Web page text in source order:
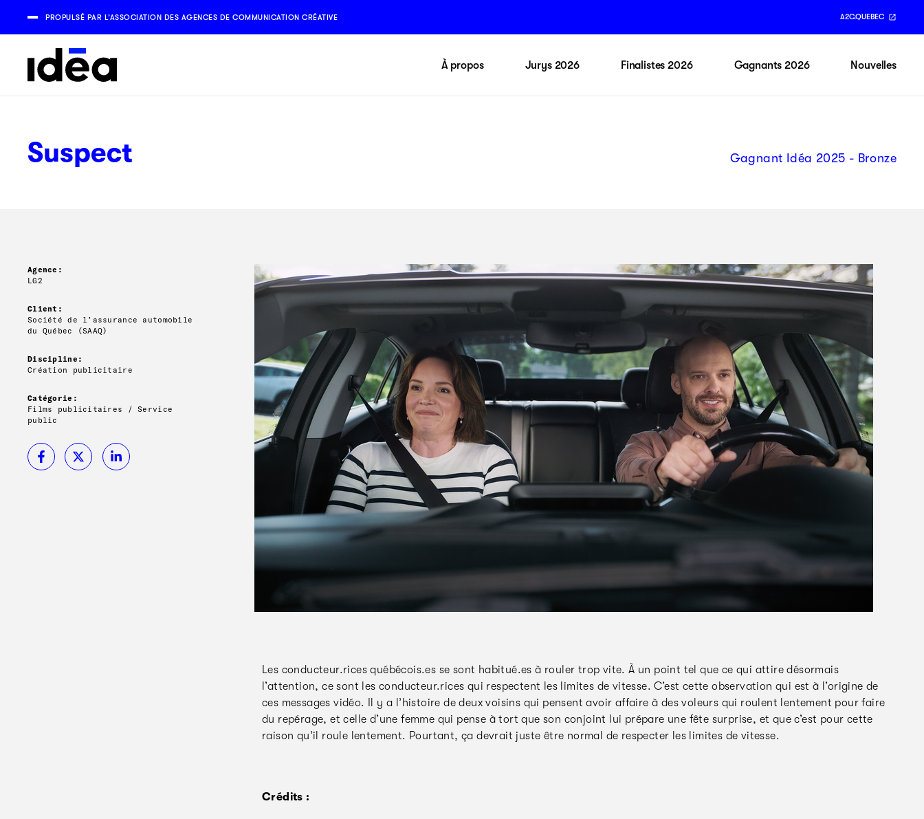
PROPULSÉ PAR L’ASSOCIATION DES AGENCES DE COMMUNICATION CRÉATIVE A2C.QUEBEC
À propos Jurys 2026 Finalistes 2026 Gagnants 2026 Nouvelles
Suspect Gagnant Idéa 2025 - Bronze
Agence:
LG2
Client:
Société de l’assurance automobile
du Québec (SAAQ)
Discipline:
Création publicitaire
Catégorie:
Films publicitaires / Service
public
Les conducteur.rices québécois.es se sont habitué.es à rouler trop vite. À un point tel que ce qui attire désormais
l’attention, ce sont les conducteur.rices qui respectent les limites de vitesse. C’est cette observation qui est à l’origine de
ces messages vidéo. Il y a l’histoire de deux voisins qui pensent avoir affaire à des voleurs qui roulent lentement pour faire
du repérage, et celle d’une femme qui pense à tort que son conjoint lui prépare une fête surprise, et que c’est pour cette
raison qu’il roule lentement. Pourtant, ça devrait juste être normal de respecter les limites de vitesse.
Crédits :